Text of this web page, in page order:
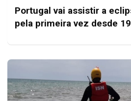
Portugal vai assistir a
pela primeira vez desde